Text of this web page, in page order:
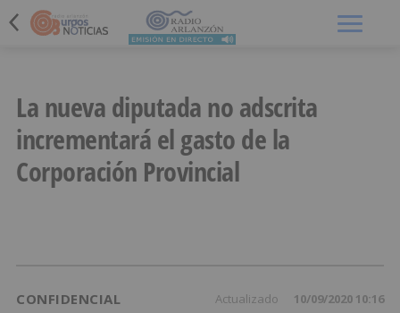
La nueva diputada no adscrita
incrementará el gasto de la
Corporación Provincial
CONFIDENCIAL Actualizado 10/09/2020 10:16